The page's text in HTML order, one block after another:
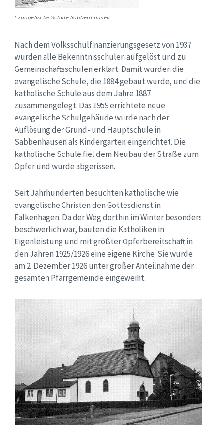
Evangelische Schule Sabbenhausen
Nach dem Volksschulfinanzierungsgesetz von 1937
wurden alle Bekenntnisschulen aufgelöst und zu
Gemeinschaftsschulen erklärt. Damit wurden die
evangelische Schule, die 1884 gebaut wurde, und die
katholische Schule aus dem Jahre 1887
zusammengelegt. Das 1959 errichtete neue
evangelische Schulgebäude wurde nach der
Auflösung der Grund- und Hauptschule in
Sabbenhausen als Kindergarten eingerichtet. Die
katholische Schule fiel dem Neubau der Straße zum
Opfer und wurde abgerissen.
Seit Jahrhunderten besuchten katholische wie
evangelische Christen den Gottesdienst in
Falkenhagen. Da der Weg dorthin im Winter besonders
beschwerlich war, bauten die Katholiken in
Eigenleistung und mit größter Opferbereitschaft in
den Jahren 1925/1926 eine eigene Kirche. Sie wurde
am 2. Dezember 1926 unter großer Anteilnahme der
gesamten Pfarrgemeinde eingeweiht.